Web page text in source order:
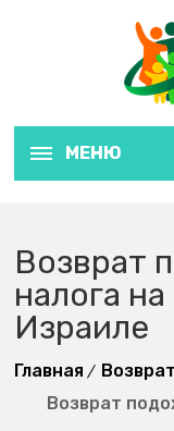
МЕНЮ
Возврат
налога
Израиле
Главная
Возврат